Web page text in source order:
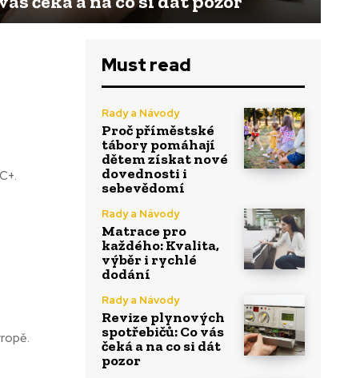
Must read
Rady a Návody
Proč příměstské
tábory pomáhají
dětem získat nové
dovednosti i
sebevědomí
Rady a Návody
Matrace pro
každého: Kvalita,
výběr i rychlé
dodání
Rady a Návody
Revize plynových
spotřebičů: Co vás
čeká a na co si dát
pozor